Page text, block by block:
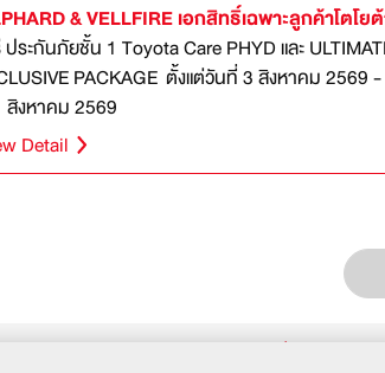
& VELLFIRE เอกสิทธิ์เฉพาะลูกค้าโตโย
ระกันภัยชั้น 1 Toyota Care PHYD และ
PACKAGE ตั้งแต่วันที่ 3 สิงหาคม 2569 -
งหาคม 2569
Detail